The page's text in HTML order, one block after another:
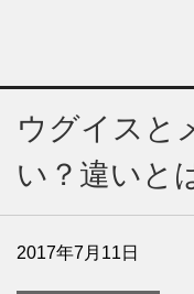
ウグイスと
い？違いと
2017年7月11日